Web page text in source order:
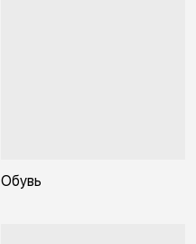
Обувь